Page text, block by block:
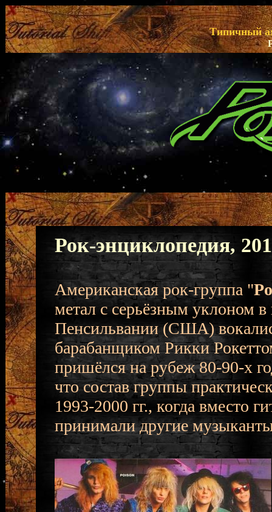
Типичный
Рок-энциклопедия,
Американская рок-группа "
метал с серьёзным уклоном
Пенсильвании (США)
барабанщиком Рикки
пришёлся на рубеж 80-90-х
что состав группы
1993-2000 гг., когда вместо
принимали другие